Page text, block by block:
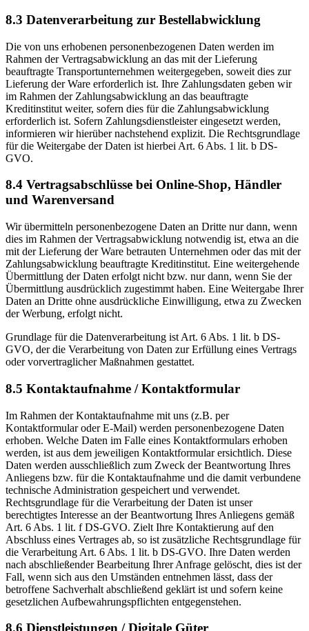
8.3 Datenverarbeitung zur Bestellabwicklung
Die von uns erhobenen personenbezogenen Daten werden im
Rahmen der Vertragsabwicklung an das mit der Lieferung
beauftragte Transportunternehmen weitergegeben, soweit dies zur
Lieferung der Ware erforderlich ist. Ihre Zahlungsdaten geben wir
im Rahmen der Zahlungsabwicklung an das beauftragte
Kreditinstitut weiter, sofern dies für die Zahlungsabwicklung
erforderlich ist. Sofern Zahlungsdienstleister eingesetzt werden,
informieren wir hierüber nachstehend explizit. Die Rechtsgrundlage
für die Weitergabe der Daten ist hierbei Art. 6 Abs. 1 lit. b DS-
GVO.
8.4 Vertragsabschlüsse bei Online-Shop, Händler
und Warenversand
Wir übermitteln personenbezogene Daten an Dritte nur dann, wenn
dies im Rahmen der Vertragsabwicklung notwendig ist, etwa an die
mit der Lieferung der Ware betrauten Unternehmen oder das mit der
Zahlungsabwicklung beauftragte Kreditinstitut. Eine weitergehende
Übermittlung der Daten erfolgt nicht bzw. nur dann, wenn Sie der
Übermittlung ausdrücklich zugestimmt haben. Eine Weitergabe Ihrer
Daten an Dritte ohne ausdrückliche Einwilligung, etwa zu Zwecken
der Werbung, erfolgt nicht.
Grundlage für die Datenverarbeitung ist Art. 6 Abs. 1 lit. b DS-
GVO, der die Verarbeitung von Daten zur Erfüllung eines Vertrags
oder vorvertraglicher Maßnahmen gestattet.
8.5 Kontaktaufnahme / Kontaktformular
Im Rahmen der Kontaktaufnahme mit uns (z.B. per
Kontaktformular oder E-Mail) werden personenbezogene Daten
erhoben. Welche Daten im Falle eines Kontaktformulars erhoben
werden, ist aus dem jeweiligen Kontaktformular ersichtlich. Diese
Daten werden ausschließlich zum Zweck der Beantwortung Ihres
Anliegens bzw. für die Kontaktaufnahme und die damit verbundene
technische Administration gespeichert und verwendet.
Rechtsgrundlage für die Verarbeitung der Daten ist unser
berechtigtes Interesse an der Beantwortung Ihres Anliegens gemäß
Art. 6 Abs. 1 lit. f DS-GVO. Zielt Ihre Kontaktierung auf den
Abschluss eines Vertrages ab, so ist zusätzliche Rechtsgrundlage für
die Verarbeitung Art. 6 Abs. 1 lit. b DS-GVO. Ihre Daten werden
nach abschließender Bearbeitung Ihrer Anfrage gelöscht, dies ist der
Fall, wenn sich aus den Umständen entnehmen lässt, dass der
betroffene Sachverhalt abschließend geklärt ist und sofern keine
gesetzlichen Aufbewahrungspflichten entgegenstehen.
8.6 Dienstleistungen / Digitale Güter